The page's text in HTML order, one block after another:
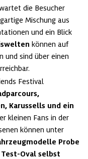
die Besucher
Mischung aus
und ein Blick
können auf
Festival
Karussells und ein
kleinen Fans in der
können unter
Probe
Oval selbst